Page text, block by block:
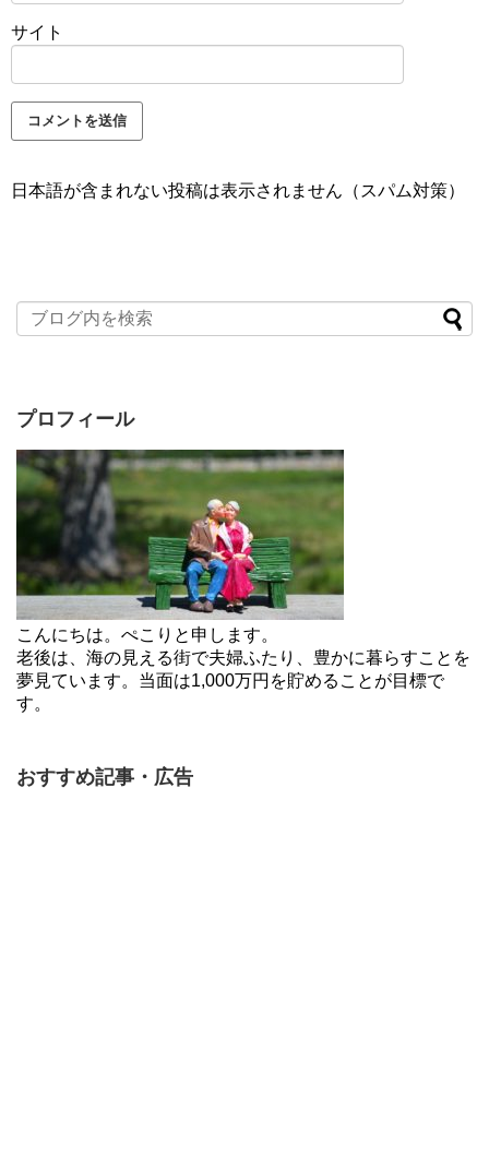
サイト
日本語が含まれない投稿は表示されません（スパム対策）
プロフィール
こんにちは。ぺこりと申します。
老後は、海の見える街で夫婦ふたり、豊かに暮らすことを
夢見ています。当面は1,000万円を貯めることが目標で
す。
おすすめ記事・広告